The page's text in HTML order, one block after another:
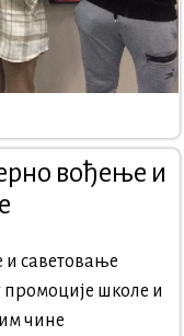
вођење и
саветовање
школе и
чине